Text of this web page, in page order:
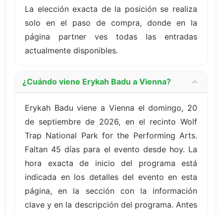
La elección exacta de la posición se realiza
solo en el paso de compra, donde en la
página partner ves todas las entradas
actualmente disponibles.
¿Cuándo viene Erykah Badu a Vienna?
Erykah Badu viene a Vienna el domingo, 20
de septiembre de 2026, en el recinto Wolf
Trap National Park for the Performing Arts.
Faltan 45 días para el evento desde hoy. La
hora exacta de inicio del programa está
indicada en los detalles del evento en esta
página, en la sección con la información
clave y en la descripción del programa. Antes